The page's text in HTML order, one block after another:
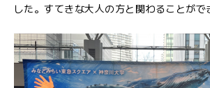
した。すてきな大人の方と関わることがで